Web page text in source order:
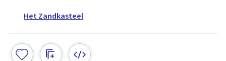
Het Zandkasteel